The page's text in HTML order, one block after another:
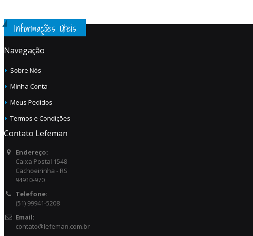
Informações Úteis
Navegação
Sobre Nós
Minha Conta
Meus Pedidos
Termos e Condições
Contato Lefeman
Endereço:
Caixa Postal 1548
Cachoeirinha - RS
94910-970
Telefone:
(51) 99941-5208
Email:
contato@lefeman.com.br